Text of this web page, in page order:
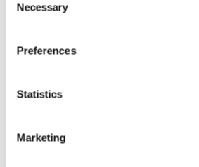
Selection
Necessary
Preferences
Statistics
Marketing
Vous trouverez ici divers
réalisés chez G&R Chroming and